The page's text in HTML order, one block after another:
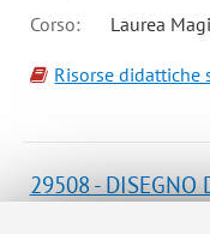
Corso:
Laurea
Risorse didattiche
29508 - DISEGNO
PAESAGGIO (B) -